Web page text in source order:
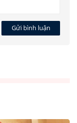
Gửi bình luận